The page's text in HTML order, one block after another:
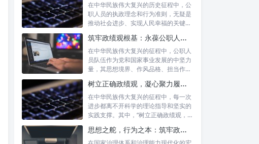
在中华民族伟大复兴的历史征程中，公
职人员的执政理念和行为准则，无疑是
推动社会进步、实现人民幸福的关键所
筑牢政绩观根基：永葆公职人员本色的时代考量与实践路径
在中华民族伟大复兴的征程中，公职人
员队伍作为党和国家事业发展的中坚力
量，其思想境界、作风品格、担当作为
树立正确政绩观，凝心聚力履职尽责：新时代下的治理智慧与实践路径
在中华民族伟大复兴的征程中，每一次
进步都离不开科学的理论指导和坚实的
实践支撑。其中，“树立正确政绩观，凝
思想之舵，行为之本：筑牢政绩观根基，永葆公职人员本色